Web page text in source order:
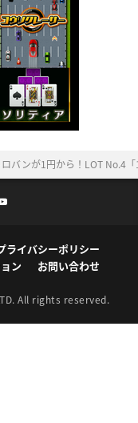
バンが1円から！LOT No.4
ライバシーポリシー
ン お問い合わせ
All rights reserved.